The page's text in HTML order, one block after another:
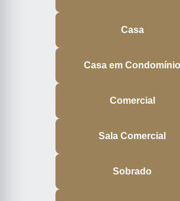
Casa
Casa em Condomínio
Comercial
Sala Comercial
Sobrado